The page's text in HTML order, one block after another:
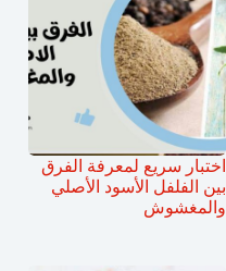
اختبار سريع لمعرفة الفرق
بين الفلفل الأسود الأصلي
والمغشوش